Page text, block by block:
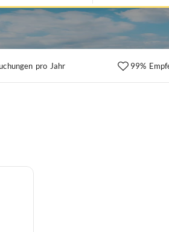
pro Jahr 99%